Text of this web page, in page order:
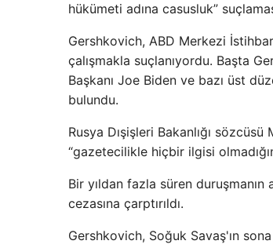
hükümeti adına casusluk”
Gershkovich, ABD Merkezi
çalışmakla suçlanıyordu. Başta
Başkanı Joe Biden ve bazı üst
bulundu.
Rusya Dışişleri Bakanlığı
“gazetecilikle hiçbir ilgisi
Bir yıldan fazla süren
cezasına çarptırıldı.
Gershkovich, Soğuk Savaş'ın